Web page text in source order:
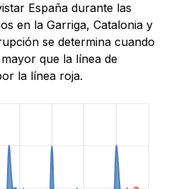
España durante las
en la Garriga, Catalonia y
se determina cuando
que la línea de
la línea roja.